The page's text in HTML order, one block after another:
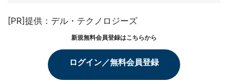
[PR]提供：デル・テクノロジーズ
新規無料会員登録はこちらから
ログイン／無料会員登録